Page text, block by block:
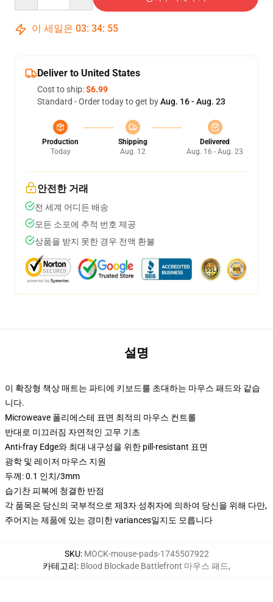
이 세일은 03: 34: 54
Deliver to United States
Cost to ship:$6.99
Standard - Order today to get byAug. 16 - Aug. 23
Production
Today
Shipping
Aug. 12
Delivered
Aug. 16 - Aug. 23
안전한 거래
전 세계 어디든 배송
모든 소포에 추적 번호 제공
상품을 받지 못한 경우 전액 환불
설명
이 확장형 책상 매트는 파티에 키보드를 초대하는 마우스 패드와 같습
니다.
Microweave 폴리에스테 표면 최적의 마우스 컨트롤
반대로 미끄러짐 자연적인 고무 기초
Anti-fray Edge와 최대 내구성을 위한 pill-resistant 표면
광학 및 레이저 마우스 지원
두께: 0.1 인치/3mm
습기찬 피복에 청결한 반점
각 품목은 당신의 국부적으로 제3자 성취자에 의하여 당신을 위해 다만,
주어지는 제품에 있는 경미한 variances일지도 모릅니다
SKU: MOCK-mouse-pads-1745507922
카테고리: Blood Blockade Battlefront 마우스 패드,